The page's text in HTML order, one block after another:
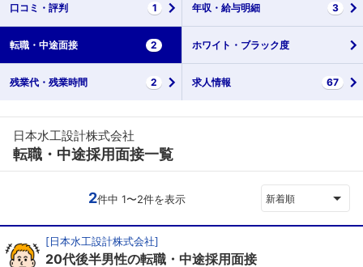
口コミ・ 評判 1 年収・ 給与明細 3
転職・ 中途面接 2 ホワイト・ ブラック度
残業代・ 残業時間 2 求人情報 67
日本水工設計株式会社
転職・中途採用面接一覧
2件中 1〜2件を表示 新着順
[日本水工設計株式会社]
20代後半男性の転職・中途採用面接